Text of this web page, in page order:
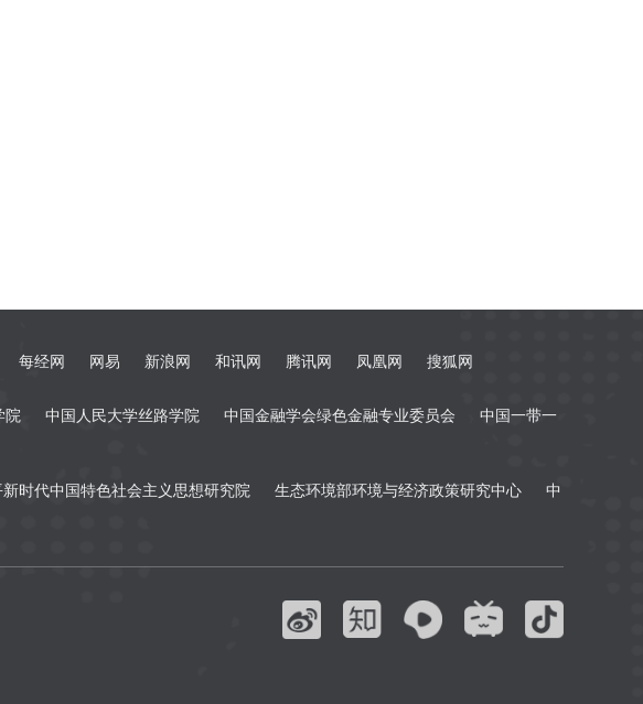
每经网 网易 新浪网 和讯网 腾讯网 凤凰网 搜狐网
院 中国人民大学丝路学院 中国金融学会绿色金融专业委员会
中国一带一
时代中国特色社会主义思想研究院 生态环境部环境与经济政策研究中心
中